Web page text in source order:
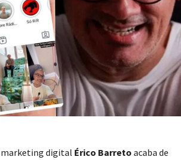
marketing digital Érico Barreto acaba de